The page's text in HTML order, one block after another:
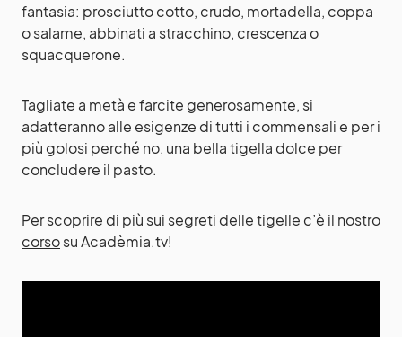
fantasia: prosciutto cotto, crudo, mortadella, coppa
o salame, abbinati a stracchino, crescenza o
squacquerone.
Tagliate a metà e farcite generosamente, si
adatteranno alle esigenze di tutti i commensali e per i
più golosi perché no, una bella tigella dolce per
concludere il pasto.
Per scoprire di più sui segreti delle tigelle c’è il nostro
corsosu Acadèmia.tv!